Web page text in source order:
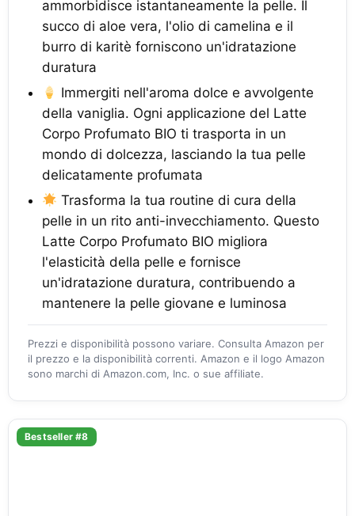
ammorbidisce istantaneamente la pelle. Il
succo di aloe vera, l'olio di camelina e il
burro di karitè forniscono un'idratazione
duratura
Immergiti nell'aroma dolce e avvolgente
della vaniglia. Ogni applicazione del Latte
Corpo Profumato BIO ti trasporta in un
mondo di dolcezza, lasciando la tua pelle
delicatamente profumata
Trasforma la tua routine di cura della
pelle in un rito anti-invecchiamento. Questo
Latte Corpo Profumato BIO migliora
l'elasticità della pelle e fornisce
un'idratazione duratura, contribuendo a
mantenere la pelle giovane e luminosa
Prezzi e disponibilità possono variare. Consulta Amazon per
il prezzo e la disponibilità correnti. Amazon e il logo Amazon
sono marchi di Amazon.com, Inc. o sue affiliate.
Bestseller #8